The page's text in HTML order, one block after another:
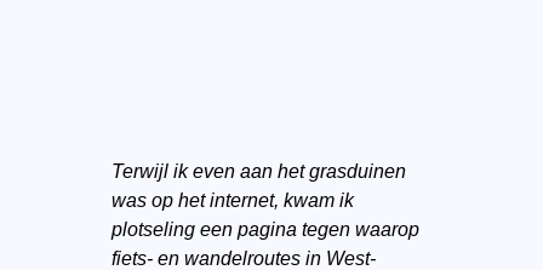
Terwijl ik even aan het grasduinen
was op het internet, kwam ik
plotseling een pagina tegen waarop
fiets- en wandelroutes in West-